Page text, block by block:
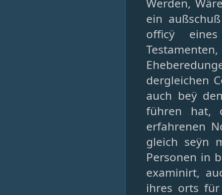
Werden,
ein
officÿ
dergleichen
auch beÿ
führen hat,
erfahrenen
gleich seÿn
Personen in
examinirt,
ihres orts